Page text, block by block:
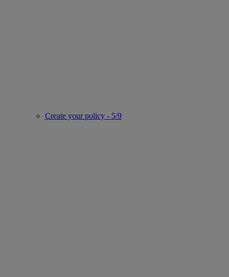
Create your policy - 5/9